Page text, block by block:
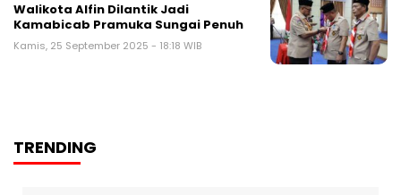
Walikota Alfin Dilantik Jadi
Kamabicab Pramuka Sungai Penuh
Kamis, 25 September 2025 - 18:18 WIB
TRENDING